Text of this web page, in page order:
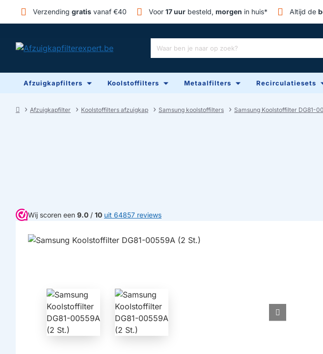
Verzending gratis vanaf €40 Voor 17 uur besteld, morgen in huis* Altijd de
Waar
je
naar
Afzuigkapfilters Koolstoffilters Metaalfilters Recirculatiesets
Afzuigkapfilter Koolstoffilters afzuigkap Samsung koolstoffilters Samsung Koolstoffilter DG81-
Wij scoren een 9.0 / 10 uit 64857 reviews